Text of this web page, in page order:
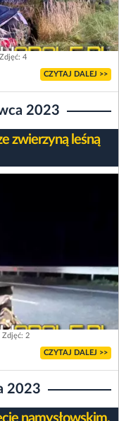
Zdjęć: 4
CZYTAJ DALEJ >>
2023
zwierzyną leśną
Zdjęć: 2
CZYTAJ DALEJ >>
2023
namysłowskim.